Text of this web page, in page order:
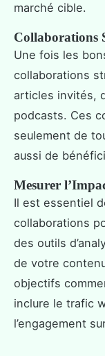
marché cible.
Collaborations
Une fois les
collaborations
articles invités,
podcasts. Ces
seulement de
aussi de
Mesurer
Il est essentiel
collaborations
des outils
de votre
objectifs
inclure le trafic
l’engagement